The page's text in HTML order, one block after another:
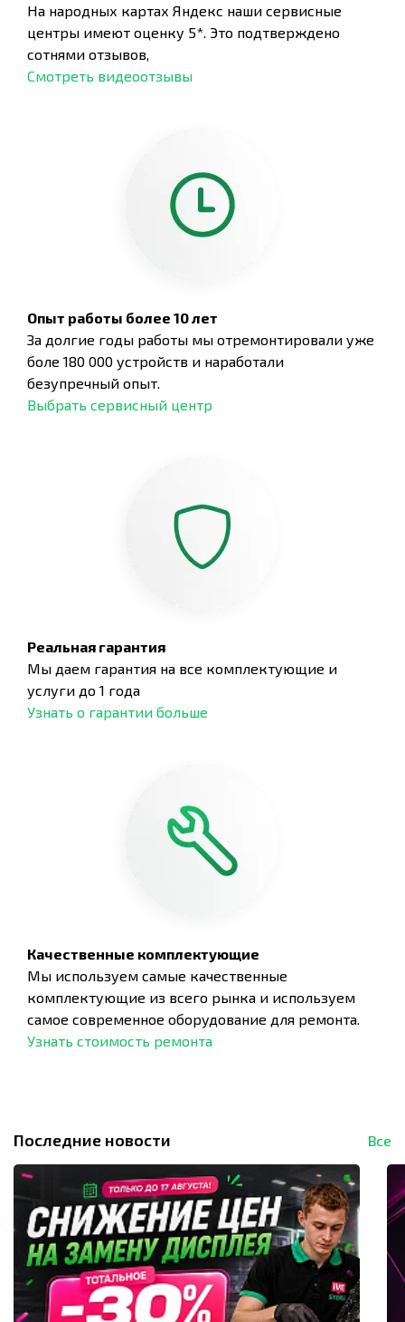
На народных картах Яндекс наши сервисные
центры имеют оценку 5*. Это подтверждено
сотнями отзывов,
Смотреть видеоотзывы
Опыт работы более 10 лет
За долгие годы работы мы отремонтировали уже
боле 180 000 устройств и наработали
безупречный опыт.
Выбрать сервисный центр
Реальная гарантия
Мы даем гарантия на все комплектующие и
услуги до 1 года
Узнать о гарантии больше
Качественные комплектующие
Мы используем самые качественные
комплектующие из всего рынка и используем
самое современное оборудование для ремонта.
Узнать стоимость ремонта
Последние новости Все